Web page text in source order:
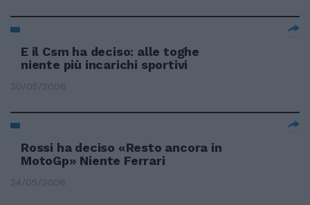
E il Csm ha deciso: alle toghe
niente più incarichi sportivi
30/05/2006
Rossi ha deciso «Resto ancora in
MotoGp» Niente Ferrari
24/05/2006